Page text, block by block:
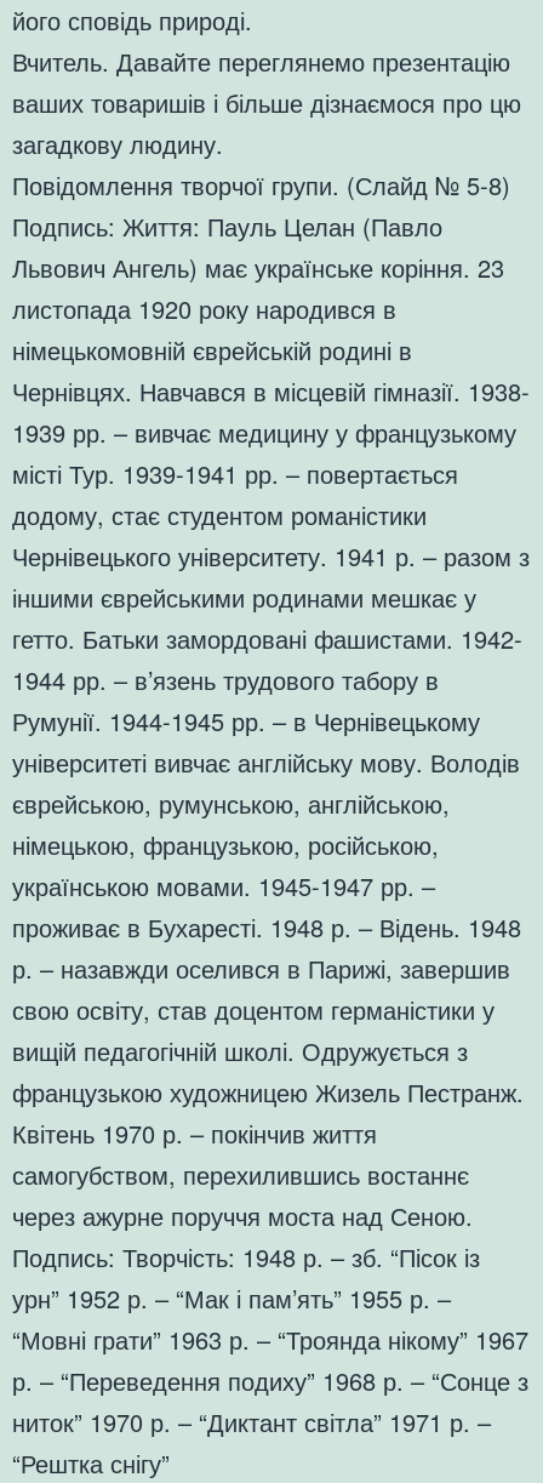
його сповідь природі.
Вчитель. Давайте переглянемо презентацію
ваших товаришів і більше дізнаємося про цю
загадкову людину.
Повідомлення творчої групи. (Слайд № 5-8)
Подпись: Життя: Пауль Целан (Павло
Львович Ангель) має українське коріння. 23
листопада 1920 року народився в
німецькомовній єврейській родині в
Чернівцях. Навчався в місцевій гімназії. 1938-
1939 рр. – вивчає медицину у французькому
місті Тур. 1939-1941 рр. – повертається
додому, стає студентом романістики
Чернівецького університету. 1941 р. – разом з
іншими єврейськими родинами мешкає у
гетто. Батьки замордовані фашистами. 1942-
1944 рр. – в’язень трудового табору в
Румунії. 1944-1945 рр. – в Чернівецькому
університеті вивчає англійську мову. Володів
єврейською, румунською, англійською,
німецькою, французькою, російською,
українською мовами. 1945-1947 рр. –
проживає в Бухаресті. 1948 р. – Відень. 1948
р. – назавжди оселився в Парижі, завершив
свою освіту, став доцентом германістики у
вищій педагогічній школі. Одружується з
французькою художницею Жизель Пестранж.
Квітень 1970 р. – покінчив життя
самогубством, перехилившись востаннє
через ажурне поруччя моста над Сеною.
Подпись: Творчість: 1948 р. – зб. “Пісок із
урн” 1952 р. – “Мак і пам’ять” 1955 р. –
“Мовні грати” 1963 р. – “Троянда нікому” 1967
р. – “Переведення подиху” 1968 р. – “Сонце з
ниток” 1970 р. – “Диктант світла” 1971 р. –
“Рештка снігу”